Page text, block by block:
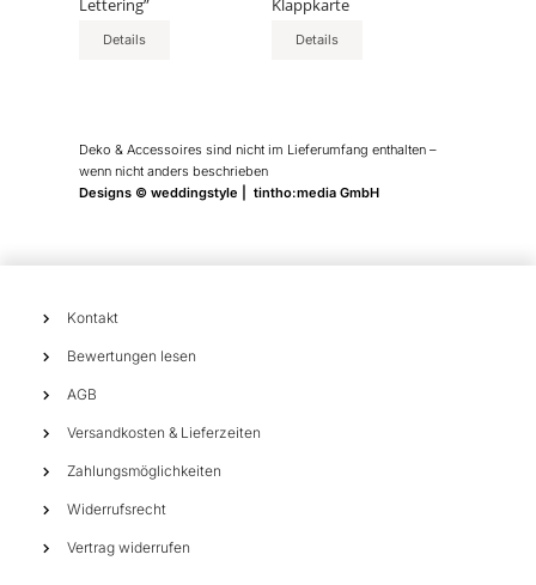
Details
auf
der
Details
auf
der
Deko & Accessoires sind nicht im Lieferumfang enthalten –
wenn nicht anders beschrieben
Designs © weddingstyle | tintho:media GmbH
Kontakt
Bewertungen lesen
AGB
Versandkosten & Lieferzeiten
Zahlungsmöglichkeiten
Widerrufsrecht
Vertrag widerrufen